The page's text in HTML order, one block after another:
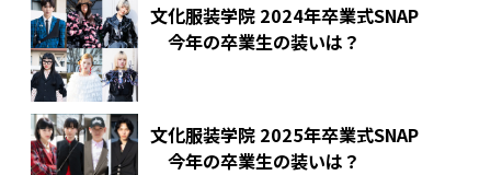
文化服装学院 2024年卒業式SNAP
今年の卒業生の装いは？
文化服装学院 2025年卒業式SNAP
今年の卒業生の装いは？